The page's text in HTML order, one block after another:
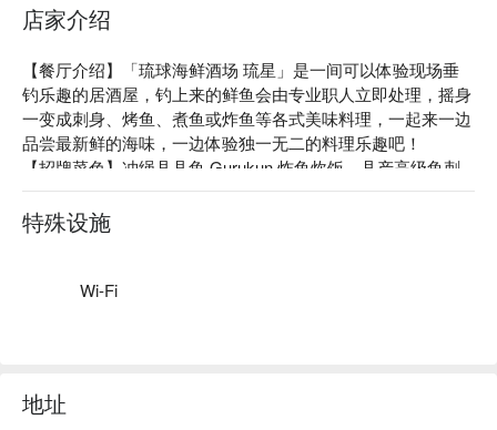
店家介绍
【餐厅介绍】「琉球海鲜酒场 琉星」是一间可以体验现场垂
钓乐趣的居酒屋，钓上来的鲜鱼会由专业职人立即处理，摇身
一变成刺身、烤鱼、煮鱼或炸鱼等各式美味料理，一起来一边
品尝最新鲜的海味，一边体验独一无二的料理乐趣吧！
【招牌菜色】冲绳县县鱼 Gurukun 炸鱼炊饭、县产高级鱼刺
身
【口碑好评】Google 4.5 星好评推荐⭐️
【更多推荐】店面 2 楼拥有宽敞的空间，可以俯瞰巨大的水
特殊设施
Wi-Fi
地址